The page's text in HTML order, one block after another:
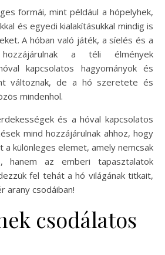
formái, mint például a hópelyhek,
és egyedi kialakításukkal mindig is
A hóban való játék, a síelés és a
a téli élmények
kapcsolatos hagyományok és
változnak, de a hó szeretete és
mindenhol.
és a hóval kapcsolatos
mind hozzájárulnak ahhoz, hogy
különleges elemet, amely nemcsak
hanem az emberi tapasztalatok
fel tehát a hó világának titkait,
arany csodáiban!
csodálatos